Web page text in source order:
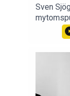
Sven
från sitt